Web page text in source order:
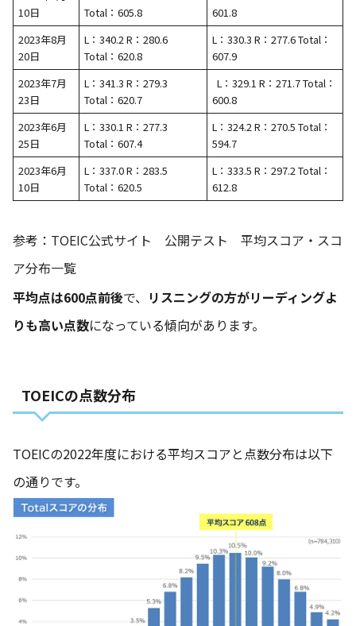
10日
Total：605.8
601.8
2023年8月
20日
L：340.2 R：280.6
Total：620.8
L：330.3 R：277.6 Total：
607.9
2023年7月
23日
L：341.3 R：279.3
Total：620.7
L：329.1 R：271.7 Total：
600.8
2023年6月
25日
L：330.1 R：277.3
Total：607.4
L：324.2 R：270.5 Total：
594.7
2023年6月
10日
L：337.0 R：283.5
Total：620.5
L：333.5 R：297.2 Total：
612.8
参考： TOEIC公式サイト 公開テスト 平均スコア・スコ
ア分布一覧
平均点は600点前後で、 リスニングの方がリーディングよ
りも高い点数になっている傾向があります。
TOEICの点数分布
TOEICの2022年度における平均スコアと点数分布は以下
の通りです。